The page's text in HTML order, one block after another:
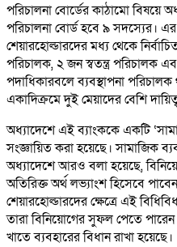
পরিচালনা বোর্ডের কাঠামো বিষয়ে
পরিচালনা বোর্ড হবে ৯ সদস্যের।
শেয়ারহোল্ডারদের মধ্য থেকে
পরিচালক, ২ জন স্বতন্ত্র পরিচালক
পদাধিকারবলে ব্যবস্থাপনা
একাদিক্রমে দুই মেয়াদের বেশি
অধ্যাদেশে এই ব্যাংককে একটি
সংজ্ঞায়িত করা হয়েছে। সামাজিক
অধ্যাদেশে আরও বলা হয়েছে,
অতিরিক্ত অর্থ লভ্যাংশ হিসেবে
শেয়ারহোল্ডারদের ক্ষেত্রে এই
তারা বিনিয়োগের সুফল পেতে
খাতে ব্যবহারের বিধান রাখা হয়েছে।